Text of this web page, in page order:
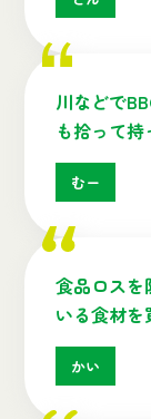
川などで
も拾って持
むー
食品ロスを
いる食材を
かい